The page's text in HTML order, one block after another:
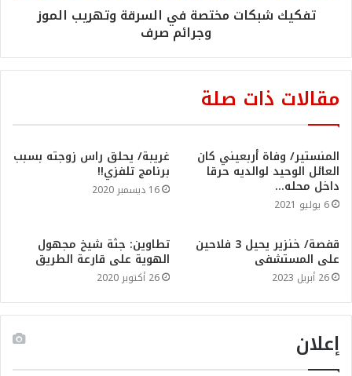
تفكيك شبكات مختصة في السرقة وتهريب الموز
وجرائم صرف
مقالات ذات صلة
المنستير/ وفاة أربعيني كان
العائل الوحيد لوالديه حرقا
داخل محله…
6 يوليو 2021
غريبة/ يحلق راس زوجته بسبب
برنامج تلفزي!!
16 ديسمبر 2020
قفصة/ خنزير يحيل 3 فلاحين
على المستشفى
26 أبريل 2023
تطاوين: جثة شيخ مجهول
الهوية على قارعة الطريق
26 أكتوبر 2020
إعلان